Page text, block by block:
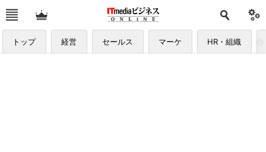
トップ 経営 セールス マーケ HR・組織